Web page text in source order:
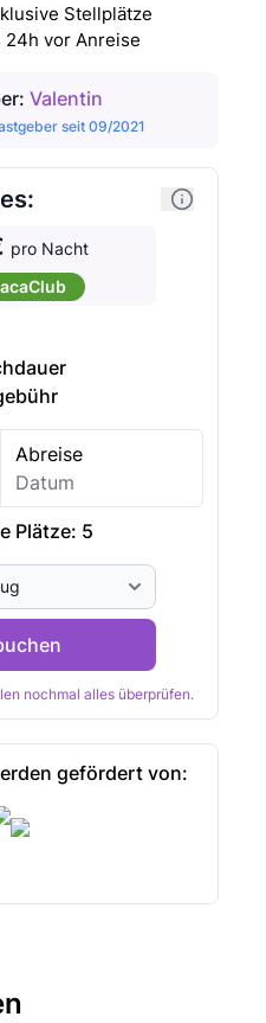
Stellplätze
vor Anreise
: Valentin
seit 09/2021
pro Nacht
Abreise
Plätze: 5
nochmal alles überprüfen.
gefördert von: